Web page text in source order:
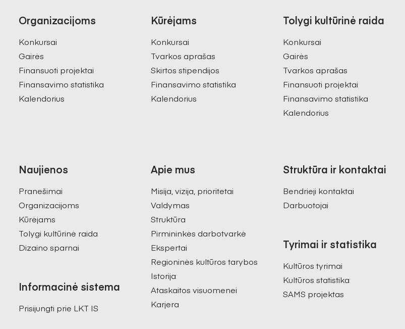
Organizacijoms
Konkursai
Gairės
Finansuoti projektai
Finansavimo statistika
Kalendorius
Kūrėjams
Konkursai
Tvarkos aprašas
Skirtos stipendijos
Finansavimo statistika
Kalendorius
Tolygi kultūrinė raida
Konkursai
Gairės
Tvarkos aprašas
Finansuoti projektai
Finansavimo statistika
Kalendorius
Naujienos
Pranešimai
Organizacijoms
Kūrėjams
Tolygi kultūrinė raida
Dizaino sparnai
Informacinė sistema
Prisijungti prie LKT IS
Apie mus
Misija, vizija, prioritetai
Valdymas
Struktūra
Pirmininkės darbotvarkė
Ekspertai
Regioninės kultūros tarybos
Istorija
Ataskaitos visuomenei
Karjera
Struktūra ir kontaktai
Bendrieji kontaktai
Darbuotojai
Tyrimai ir statistika
Kultūros tyrimai
Kultūros statistika
SAMS projektas